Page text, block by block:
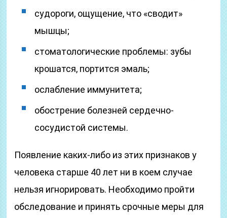
судороги, ощущение, что «сводит»
мышцы;
стоматологические проблемы: зубы
крошатся, портится эмаль;
ослабление иммунитета;
обострение болезней сердечно-
сосудистой системы.
Появление каких-либо из этих признаков у
человека старше 40 лет ни в коем случае
нельзя игнорировать. Необходимо пройти
обследование и принять срочные меры для